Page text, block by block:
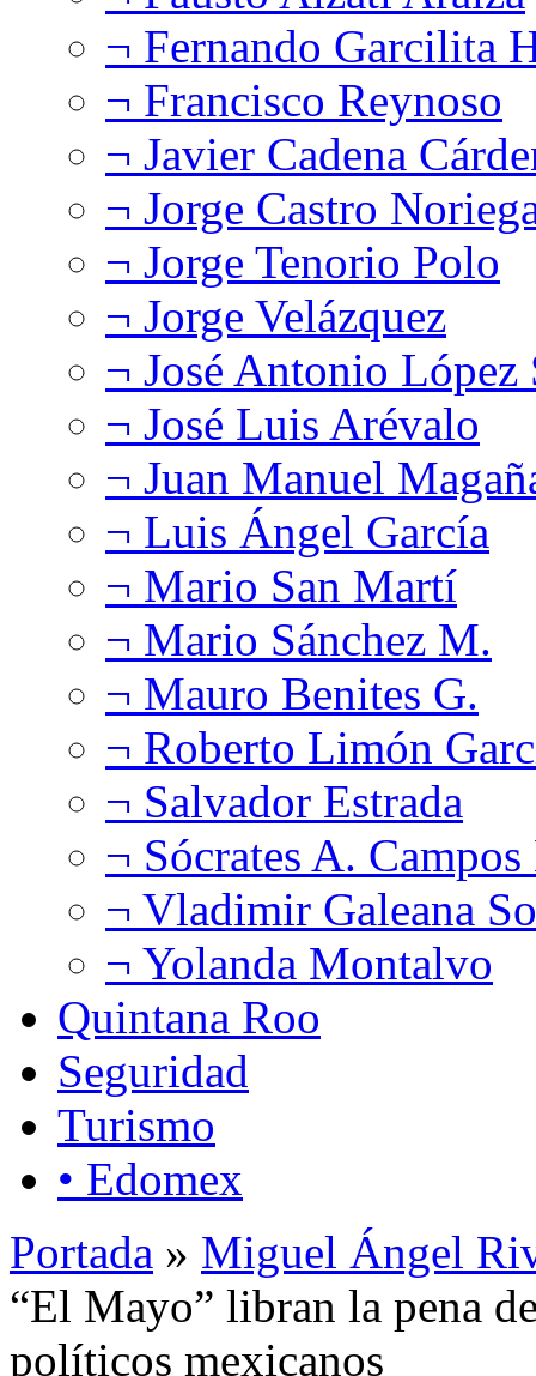
¬ Fernando Garcilita
¬ Francisco Reynoso
¬ Javier Cadena
¬ Jorge Castro
¬ Jorge Tenorio Polo
¬ Jorge Velázquez
¬ José Antonio López
¬ José Luis Arévalo
¬ Juan Manuel
¬ Luis Ángel García
¬ Mario San Martí
¬ Mario Sánchez M.
¬ Mauro Benites G.
¬ Roberto Limón
¬ Salvador Estrada
¬ Sócrates A.
¬ Vladimir Galeana
¬ Yolanda Montalvo
Quintana Roo
Seguridad
Turismo
• Edomex
Portada » Miguel Ángel
“El Mayo” libran la pena
políticos mexicanos